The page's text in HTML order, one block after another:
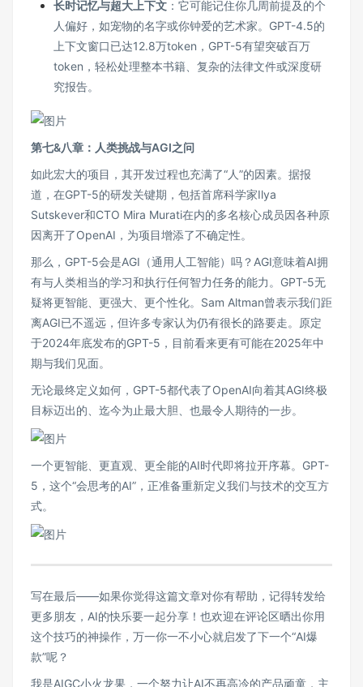
长时记忆与超大上下文 ：它可能记住你几周前提及的个
人偏好，如宠物的名字或你钟爱的艺术家。GPT-4.5的
上下文窗口已达12.8万token，GPT-5有望突破百万
token，轻松处理整本书籍、复杂的法律文件或深度研
究报告。
第七&八章：人类挑战与AGI之问
如此宏大的项目，其开发过程也充满了“人”的因素。据报
道，在GPT-5的研发关键期，包括首席科学家Ilya
Sutskever和CTO Mira Murati在内的多名核心成员因各种原
因离开了OpenAI，为项目增添了不确定性。
那么，GPT-5会是AGI（通用人工智能）吗？AGI意味着AI拥
有与人类相当的学习和执行任何智力任务的能力。GPT-5无
疑将更智能、更强大、更个性化。Sam Altman曾表示我们距
离AGI已不遥远，但许多专家认为仍有很长的路要走。原定
于2024年底发布的GPT-5，目前看来更有可能在2025年中
期与我们见面。
无论最终定义如何，GPT-5都代表了OpenAI向着其AGI终极
目标迈出的、迄今为止最大胆、也最令人期待的一步。
一个更智能、更直观、更全能的AI时代即将拉开序幕。GPT-
5，这个“会思考的AI”，正准备重新定义我们与技术的交互方
式。
写在最后——如果你觉得这篇文章对你有帮助，记得转发给
更多朋友，AI的快乐要一起分享！也欢迎在评论区晒出你用
这个技巧的神操作，万一你一不小心就启发了下一个“AI爆
款”呢？
我是AIGC小火龙果，一个努力让AI不再高冷的产品顽童，主